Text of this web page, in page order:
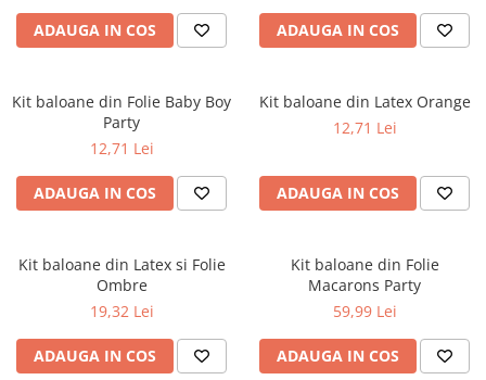
Lavanda
Trandafir
Mix de flori
Eucalipt
Flori de camp
Cala
Margarete
Narcise
Wisteria
Lumanari si accesorii tort
Pompoane
Paturica Decor
Cake topper
Tun Confetti
Petrecere fetite
Petrecere Baieti
Petrecere Adulti
ADAUGA IN COS ADAUGA IN COS
Kit baloane din Folie Baby Boy
Party
12,71 Lei
ADAUGA IN COS
Kit baloane din Latex Orange
12,71 Lei
ADAUGA IN COS
Kit baloane din Latex si Folie
Ombre
19,32 Lei
ADAUGA IN COS
Kit baloane din Folie
Macarons Party
59,99 Lei
ADAUGA IN COS